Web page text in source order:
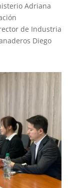
Adriana
de Industria
Diego